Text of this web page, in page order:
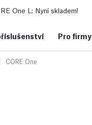
One L: Nyní skladem!
Pro firmy
CORE One